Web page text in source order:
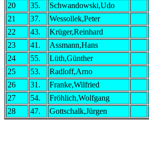
20
35. Schwandowski,Udo
21
37. Wessollek,Peter
22
43. Krüger,Reinhard
23
41. Assmann,Hans
24
55. Lüth,Günther
25
53. Radloff,Arno
26
31. Franke,Wilfried
27
54. Fröhlich,Wolfgang
28
47. Gottschalk,Jürgen